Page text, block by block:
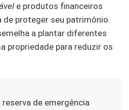
e produtos financeiros
de proteger seu patrimônio.
a plantar diferentes
propriedade para reduzir os
de emergência